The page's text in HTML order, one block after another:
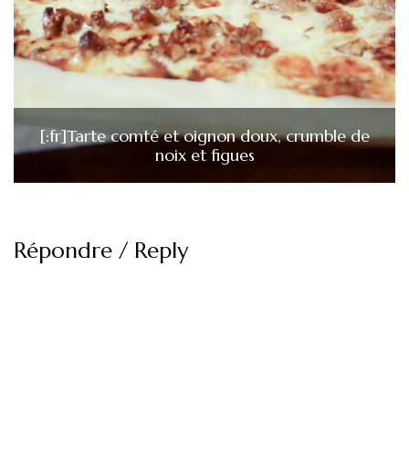
[:fr]Tarte comté et oignon doux, crumble de
noix et figues
Répondre / Reply